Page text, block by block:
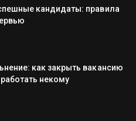
кандидаты: правила
как закрыть вакансию
некому